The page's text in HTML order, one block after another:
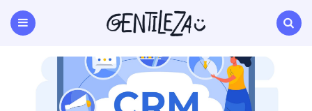
Gentileza
Agência
Digital
RN